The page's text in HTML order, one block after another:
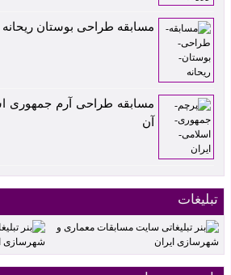
مسابقه طراحی بوستان ریحانه
مسابقه طراحی آرم جمهوری
آن
تبلیغات